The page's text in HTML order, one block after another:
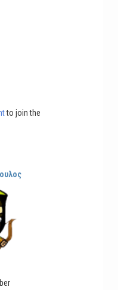
to join the